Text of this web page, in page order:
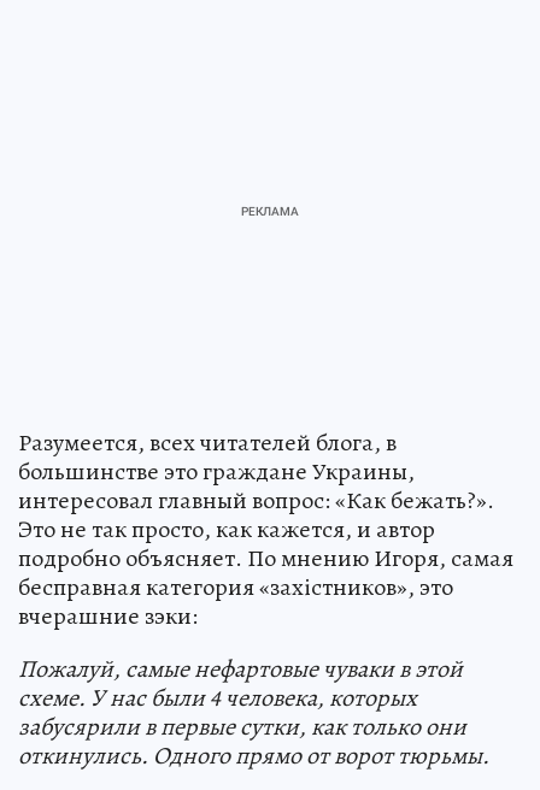
Разумеется, всех читателей блога, в
большинстве это граждане Украины,
интересовал главный вопрос: «Как бежать?».
Это не так просто, как кажется, и автор
подробно объясняет. По мнению Игоря, самая
бесправная категория «захiстников», это
вчерашние зэки:
Пожалуй, самые нефартовые чуваки в этой
схеме. У нас были 4 человека, которых
забусярили в первые сутки, как только они
откинулись. Одного прямо от ворот тюрьмы.